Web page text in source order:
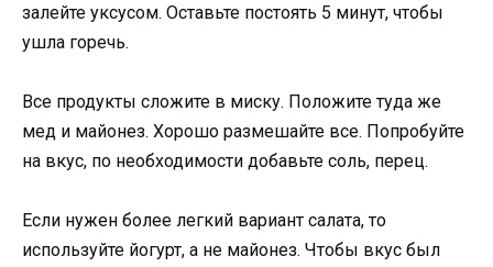
залейте уксусом. Оставьте постоять 5 минут, чтобы
ушла горечь.
Все продукты сложите в миску. Положите туда же
мед и майонез. Хорошо размешайте все. Попробуйте
на вкус, по необходимости добавьте соль, перец.
Если нужен более легкий вариант салата, то
используйте йогурт, а не майонез. Чтобы вкус был